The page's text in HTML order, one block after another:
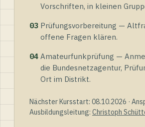
Vorschriften, in kleinen
03 Prüfungsvorbereitung —
offene Fragen klären.
04 Amateurfunkprüfung —
die Bundesnetzagentur,
Ort im Distrikt.
Nächster Kursstart: 08.10.2026 ·
Ausbildungsleitung: Christoph